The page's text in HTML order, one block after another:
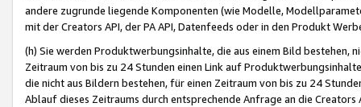
andere zugrunde liegende Komponenten (wie Modelle,
mit der Creators API, der PA API, Datenfeeds oder in den Produkt
(h) Sie werden Produktwerbungsinhalte, die aus einem Bild bestehen,
Zeitraum von bis zu 24 Stunden einen Link auf
die nicht aus Bildern bestehen, für einen Zeitraum von bis zu 24
Ablauf dieses Zeitraums durch entsprechende Anfrage an die